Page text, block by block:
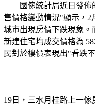
國傢統計局近日發佈的
售價格變動情況"顯示，2
城市出現房價下跌現象。
新建住宅均成交價格為
民對於樓價表現出"看跌
19日，三水月桂路上一傢